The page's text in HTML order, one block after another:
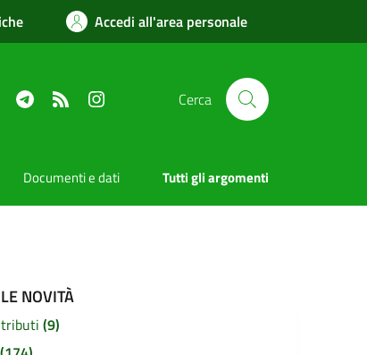
Accedi all'area personale
YouTube TelegramRSS Cerca
Documenti e dati Tutti gli argomenti
NOVITÀ
tributi(9)